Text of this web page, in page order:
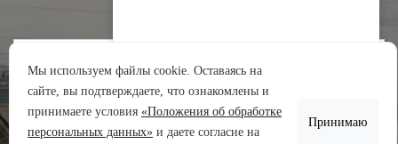
Аренда участков
Продажа участков
Мы используем файлы cookie. Оставаясь на
сайте, вы подтверждаете, что ознакомлены и
принимаете условия «Положения об обработке
персональных данных» и даете согласие на
Принимаю